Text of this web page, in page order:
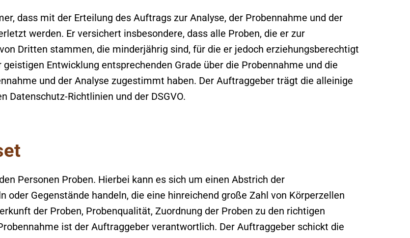
dass mit der Erteilung des Auftrags zur Analyse, der Probennahme und der
werden. Er versichert insbesondere, dass alle Proben, die er zur
Dritten stammen, die minderjährig sind, für die er jedoch erziehungsberechtigt
Entwicklung entsprechenden Grade über die Probennahme und die
und der Analyse zugestimmt haben. Der Auftraggeber trägt die alleinige
Datenschutz-Richtlinien und der DSGVO.
Personen Proben. Hierbei kann es sich um einen Abstrich der
oder Gegenstände handeln, die eine hinreichend große Zahl von Körperzellen
der Proben, Probenqualität, Zuordnung der Proben zu den richtigen
ist der Auftraggeber verantwortlich. Der Auftraggeber schickt die